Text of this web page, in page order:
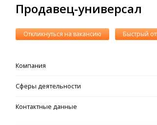
Продавец-универсал
Откликнуться на вакансию Быстрый
Компания
Сферы деятельности
Контактные данные